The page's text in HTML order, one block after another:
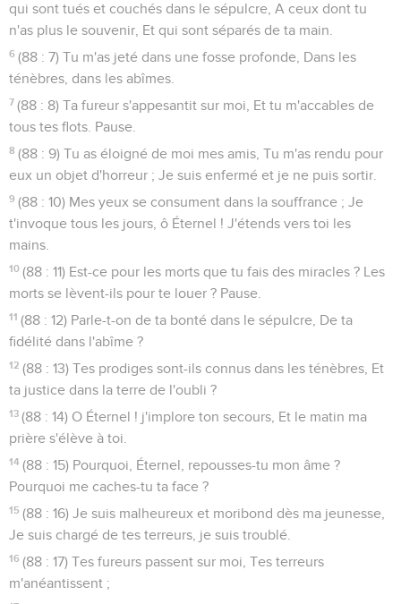
qui sont tués et couchés dans le sépulcre, A ceux dont tu
n'as plus le souvenir, Et qui sont séparés de ta main.
6 (88 : 7) Tu m'as jeté dans une fosse profonde, Dans les
ténèbres, dans les abîmes.
7 (88 : 8) Ta fureur s'appesantit sur moi, Et tu m'accables de
tous tes flots. Pause.
8 (88 : 9) Tu as éloigné de moi mes amis, Tu m'as rendu pour
eux un objet d'horreur ; Je suis enfermé et je ne puis sortir.
9 (88 : 10) Mes yeux se consument dans la souffrance ; Je
t'invoque tous les jours, ô Éternel ! J'étends vers toi les
mains.
10 (88 : 11) Est-ce pour les morts que tu fais des miracles ? Les
morts se lèvent-ils pour te louer ? Pause.
11 (88 : 12) Parle-t-on de ta bonté dans le sépulcre, De ta
fidélité dans l'abîme ?
12 (88 : 13) Tes prodiges sont-ils connus dans les ténèbres, Et
ta justice dans la terre de l'oubli ?
13 (88 : 14) O Éternel ! j'implore ton secours, Et le matin ma
prière s'élève à toi.
14 (88 : 15) Pourquoi, Éternel, repousses-tu mon âme ?
Pourquoi me caches-tu ta face ?
15 (88 : 16) Je suis malheureux et moribond dès ma jeunesse,
Je suis chargé de tes terreurs, je suis troublé.
16 (88 : 17) Tes fureurs passent sur moi, Tes terreurs
m'anéantissent ;